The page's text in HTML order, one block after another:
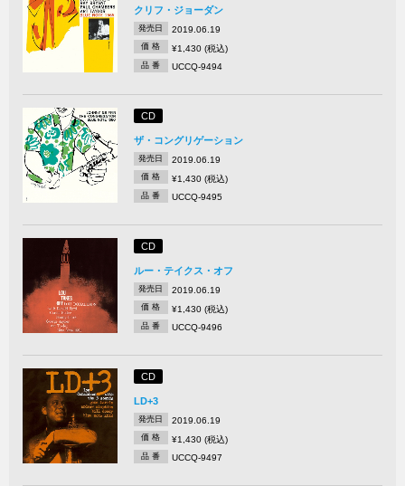
クリフ・ジョーダン
発売日 2019.06.19
価 格 ¥1,430 (税込)
品 番 UCCQ-9494
CD
ザ・コングリゲーション
発売日 2019.06.19
価 格 ¥1,430 (税込)
品 番 UCCQ-9495
CD
ルー・テイクス・オフ
発売日 2019.06.19
価 格 ¥1,430 (税込)
品 番 UCCQ-9496
CD
LD+3
発売日 2019.06.19
価 格 ¥1,430 (税込)
品 番 UCCQ-9497